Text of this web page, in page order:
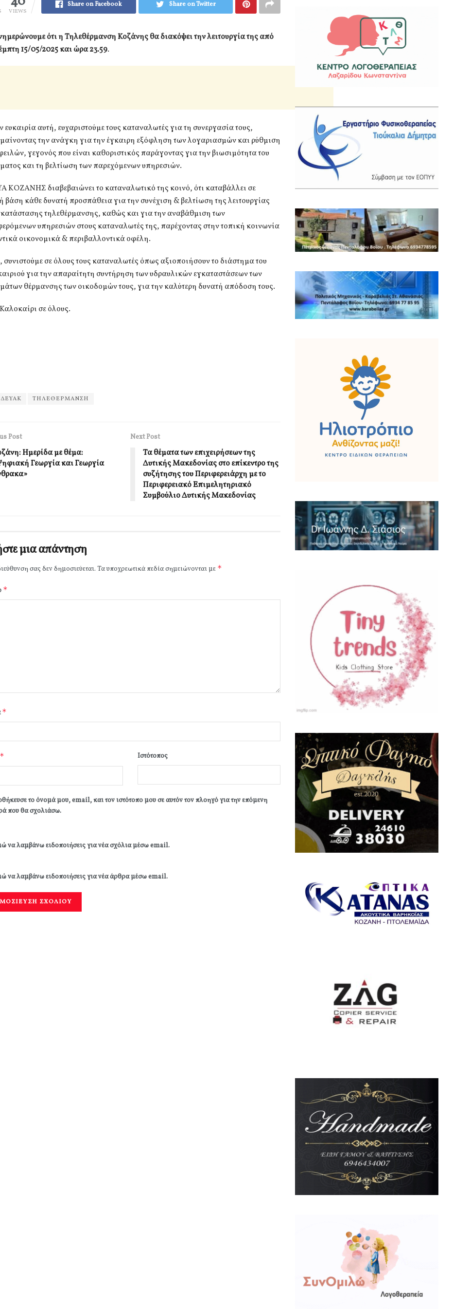
VIEWS
Share on Facebook Share on Twitter
ότι η Τηλεθέρμανση Κοζάνης θα διακόψει την λειτουργία της από
15/05/2025 και ώρα 23.59.
ευκαιρία αυτή, ευχαριστούμε τους καταναλωτές για τη συνεργασία τους,
την ανάγκη για την έγκαιρη εξόφληση των λογαριασμών και ρύθμιση
γεγονός που είναι καθοριστικός παράγοντας για την βιωσιμότητα του
και τη βελτίωση των παρεχόμενων υπηρεσιών.
ΚΟΖΑΝΗΣ διαβεβαιώνει το καταναλωτικό της κοινό, ότι καταβάλλει σε
βάση κάθε δυνατή προσπάθεια για την συνέχιση & βελτίωση της λειτουργίας
τηλεθέρμανσης, καθώς και για την αναβάθμιση των
υπηρεσιών στους καταναλωτές της, παρέχοντας στην τοπική κοινωνία
οικονομικά & περιβαλλοντικά οφέλη.
συνιστούμε σε όλους τους καταναλωτές όπως αξιοποιήσουν το διάστημα του
για την απαραίτητη συντήρηση των υδραυλικών εγκαταστάσεων των
θέρμανσης των οικοδομών τους, για την καλύτερη δυνατή απόδοση τους.
σε όλους.
ΔΕΥΑΚ ΤΗΛΕΘΕΡΜΑΝΣΗ
Post
Ημερίδα με θέμα:
Γεωργία και Γεωργία
Next Post
Τα θέματα των επιχειρήσεων της
Δυτικής Μακεδονίας στο επίκεντρο της
συζήτησης του Περιφερειάρχη με το
Περιφερειακό Επιμελητηριακό
Συμβούλιο Δυτικής Μακεδονίας
μια απάντηση
σας δεν δημοσιεύεται. Τα υποχρεωτικά πεδία σημειώνονται με *
*
*
* Ιστότοπος
το όνομά μου, email, και τον ιστότοπο μου σε αυτόν τον πλοηγό για την επόμενη
που θα σχολιάσω.
να λαμβάνω ειδοποιήσεις για νέα σχόλια μέσω email.
να λαμβάνω ειδοποιήσεις για νέα άρθρα μέσω email.